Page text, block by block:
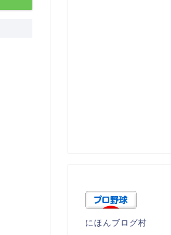
にほんブログ村